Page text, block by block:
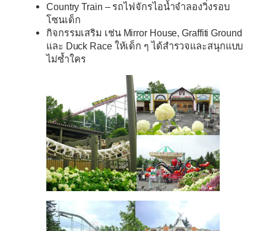
Country Train – รถไฟจักรไอน้ำจำลองวิ่งรอบ
โซนเด็ก
กิจกรรมเสริม เช่น Mirror House,Graffiti Ground
และ Duck Raceให้เด็ก ๆ ได้สำรวจและสนุกแบบ
ไม่ซ้ำใคร